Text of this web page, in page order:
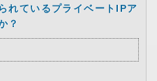
れているプライベートIPア
？